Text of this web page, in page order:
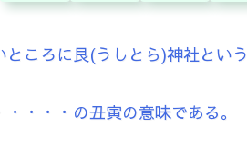
ころに艮(うしとら)神社とい
・・・の丑寅の意味である。